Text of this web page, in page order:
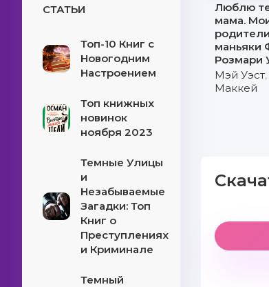
СТАТЬИ
Топ-10 Книг с
Новогодним
Настроением
Топ книжных
новинок
ноября 2023
Темные Улицы
и
Незабываемые
Загадки: Топ
Книг о
Преступлениях
и Криминале
Темный
Люблю
мама.
маньяки
Розмари
Мэй Уэст,
Маккей